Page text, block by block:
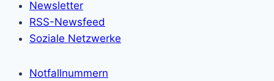
Newsletter
RSS-Newsfeed
Soziale Netzwerke
Notfallnummern